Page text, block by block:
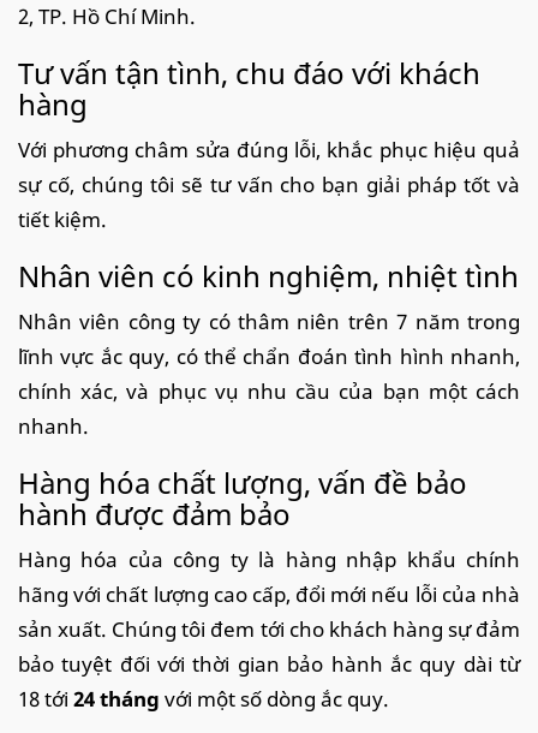
2, TP. Hồ Chí Minh.
Tư vấn tận tình, chu đáo với khách
hàng
Với phương châm sửa đúng lỗi, khắc phục hiệu quả
sự cố, chúng tôi sẽ tư vấn cho bạn giải pháp tốt và
tiết kiệm.
Nhân viên có kinh nghiệm, nhiệt tình
Nhân viên công ty có thâm niên trên 7 năm trong
lĩnh vực ắc quy, có thể chẩn đoán tình hình nhanh,
chính xác, và phục vụ nhu cầu của bạn một cách
nhanh.
Hàng hóa chất lượng, vấn đề bảo
hành được đảm bảo
Hàng hóa của công ty là hàng nhập khẩu chính
hãng với chất lượng cao cấp, đổi mới nếu lỗi của nhà
sản xuất. Chúng tôi đem tới cho khách hàng sự đảm
bảo tuyệt đối với thời gian bảo hành ắc quy dài từ
18 tới 24 tháng với một số dòng ắc quy.